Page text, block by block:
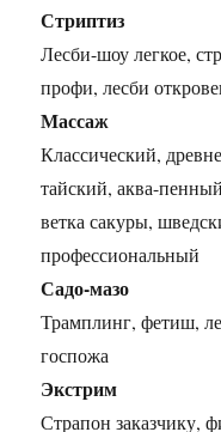
Стриптиз
Лесби-шоу легкое,
профи, лесби
Массаж
Классический,
тайский, аква-
ветка сакуры,
профессиональный
Садо-мазо
Трамплинг, фетиш,
госпожа
Экстрим
Страпон заказчику,